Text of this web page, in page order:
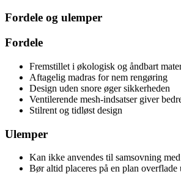
Fordele og ulemper
Fordele
Fremstillet i økologisk og åndbart
Aftagelig madras for nem rengøring
Design uden snore øger sikkerheden
Ventilerende mesh-indsatser giver
Stilrent og tidløst design
Ulemper
Kan ikke anvendes til samsovning
Bør altid placeres på en plan overflade